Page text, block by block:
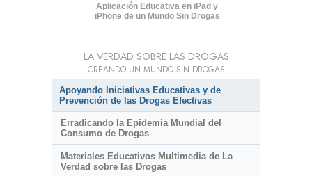
Aplicación Educativa en iPad y
iPhone de un Mundo Sin Drogas
LA VERDAD SOBRE LAS DROGAS
CREANDO UN MUNDO SIN DROGAS
Apoyando Iniciativas Educativas y de
Prevención de las Drogas Efectivas
Erradicando la Epidemia Mundial del
Consumo de Drogas
Materiales Educativos Multimedia de La
Verdad sobre las Drogas